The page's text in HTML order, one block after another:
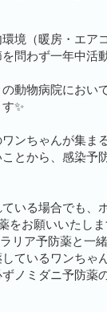
境（暖房・エア
問わず一年中活
動物病院におい
✨
ンちゃんが集ま
とから、感染予
いる場合でも、
をお願いいたしま
リア予防薬と一
ているワンちゃ
ノミダニ予防薬